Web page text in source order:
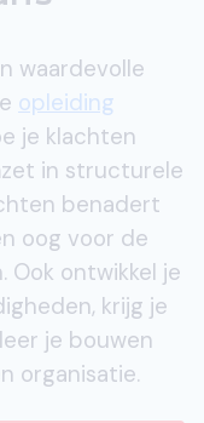
waardevolle
opleiding
je klachten
in structurele
benadert
oog voor de
Ook ontwikkel je
krijg je
je bouwen
organisatie.